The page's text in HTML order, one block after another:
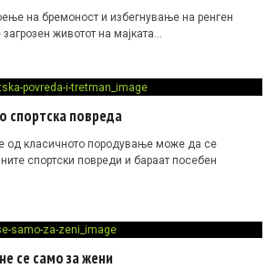
на бремоност и избегнување на ренген
животот на мајката…
спортска повреда
од класичното породување може да се
спортски повреди и бараат посебен
се само за жени